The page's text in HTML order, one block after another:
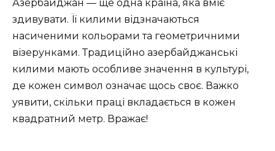
Азербайджан — ще одна країна, яка вміє
здивувати. Її килими відзначаються
насиченими кольорами та геометричними
візерунками. Традиційно азербайджанські
килими мають особливе значення в культурі,
де кожен символ означає щось своє. Важко
уявити, скільки праці вкладається в кожен
квадратний метр. Вражає!